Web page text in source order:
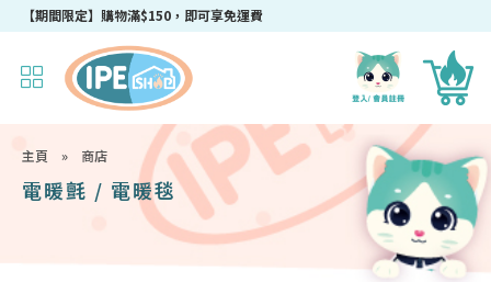
【期間限定】購物滿$150，即可享免運費
主頁 » 商店
電暖氈 / 電暖毯